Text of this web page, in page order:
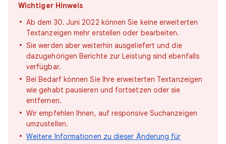
Wichtiger Hinweis
Ab dem 30. Juni 2022 können Sie keine erweiterten
Textanzeigen mehr erstellen oder bearbeiten.
Sie werden aber weiterhin ausgeliefert und die
dazugehörigen Berichte zur Leistung sind ebenfalls
verfügbar.
Bei Bedarf können Sie Ihre erweiterten Textanzeigen
wie gehabt pausieren und fortsetzen oder sie
entfernen.
Wir empfehlen Ihnen, auf responsive Suchanzeigen
umzustellen.
Weitere Informationen zu dieser Änderung für